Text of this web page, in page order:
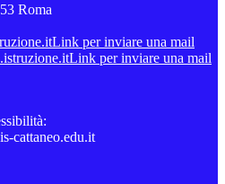
Roma
Link per inviare una mail
Link per inviare una mail
cattaneo.edu.it